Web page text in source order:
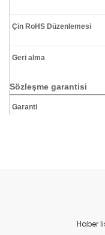
Çin RoHS Düzenlemesi
Geri alma
Sözleşme garantisi
Garanti
Ürün resmi kalitesiz,
Ürün
Haber